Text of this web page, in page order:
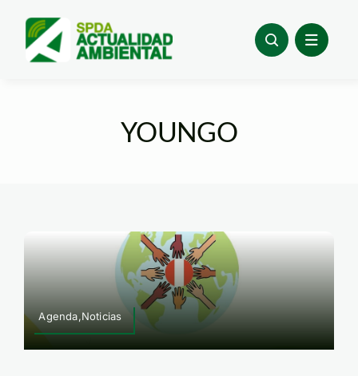
content
YOUNGO
Agenda,Noticias